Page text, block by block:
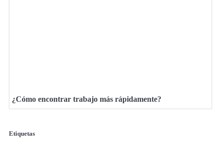
¿Cómo encontrar trabajo más rápidamente?
Etiquetas